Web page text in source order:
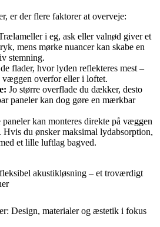
er der flere faktorer at overveje:
i eg, ask eller valnød giver et
mens mørke nuancer kan skabe en
stemning.
flader, hvor lyden reflekteres mest –
væggen overfor eller i loftet.
Jo større overflade du dækker, desto
paneler kan dog gøre en mærkbar
paneler kan monteres direkte på væggen
Hvis du ønsker maksimal lydabsorption,
et lille luftlag bagved.
akustikløsning – et troværdigt
Design, materialer og æstetik i fokus